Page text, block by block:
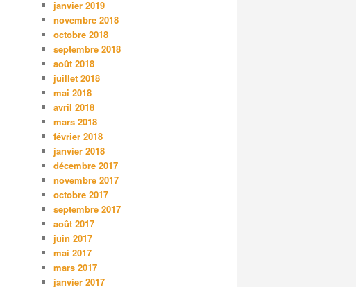
janvier 2019
novembre 2018
octobre 2018
septembre 2018
août 2018
juillet 2018
mai 2018
avril 2018
mars 2018
février 2018
janvier 2018
décembre 2017
novembre 2017
octobre 2017
septembre 2017
août 2017
juin 2017
mai 2017
mars 2017
janvier 2017